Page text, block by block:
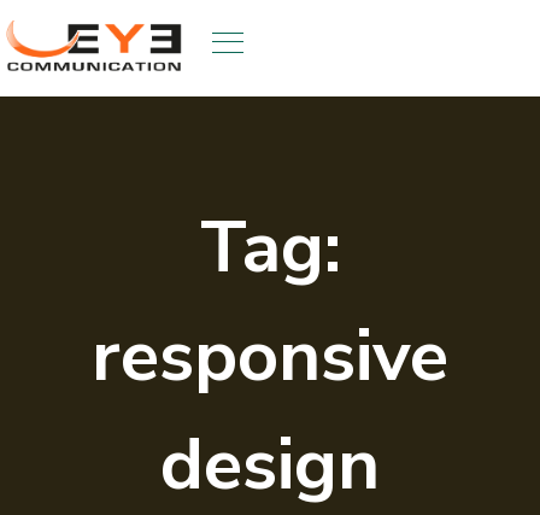
Skip
to
Tag:
responsive
design